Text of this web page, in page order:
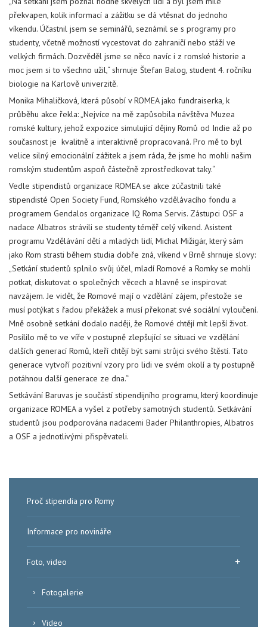
překvapen, kolik informací a zážitku se dá vtěsnat do jednoho
víkendu. Účastnil jsem se seminářů, seznámil se s programy pro
studenty, včetně možností vycestovat do zahraničí nebo stáží ve
velkých firmách. Dozvěděl jsme se něco navíc i z romské historie a
moc jsem si to všechno užil,“ shrnuje Štefan Balog, student 4. ročníku
biologie na Karlově univerzitě.
Monika Mihaličková, která působí v ROMEA jako fundraiserka, k
průběhu akce řekla: „Nejvíce na mě zapůsobila návštěva Muzea
romské kultury, jehož expozice simulující dějiny Romů od Indie až po
současnost je kvalitně a interaktivně propracovaná. Pro mě to byl
velice silný emocionální zážitek a jsem ráda, že jsme ho mohli našim
romským studentům aspoň částečně zprostředkovat taky.“
Vedle stipendistů organizace ROMEA se akce zúčastnili také
stipendisté Open Society Fund, Romského vzdělávacího fondu a
programem Gendalos organizace IQ Roma Servis. Zástupci OSF a
nadace Albatros strávili se studenty téměř celý víkend. Asistent
programu Vzdělávání dětí a mladých lidí, Michal Mižigár, který sám
jako Rom strasti během studia dobře zná, víkend v Brně shrnuje slovy:
„Setkání studentů splnilo svůj účel, mladí Romové a Romky se mohli
potkat, diskutovat o společných věcech a hlavně se inspirovat
navzájem. Je vidět, že Romové mají o vzdělání zájem, přestože se
musí potýkat s řadou překážek a musí překonat své sociální vyloučení.
Mně osobně setkání dodalo naději, že Romové chtějí mít lepší život.
Posílilo mě to ve víře v postupně zlepšující se situaci ve vzdělání
dalších generací Romů, kteří chtějí být sami strůjci svého štěstí. Tato
generace vytvoří pozitivní vzory pro lidi ve svém okolí a ty postupně
potáhnou další generace ze dna.“
Setkávání Baruvas je součástí stipendijního programu, který koordinuje
organizace ROMEA a vyšel z potřeby samotných studentů. Setkávání
studentů jsou podporována nadacemi Bader Philanthropies, Albatros
a OSF a jednotlivými přispěvateli.
Proč stipendia pro Romy
Informace pro novináře
Foto, video
Fotogalerie
Video